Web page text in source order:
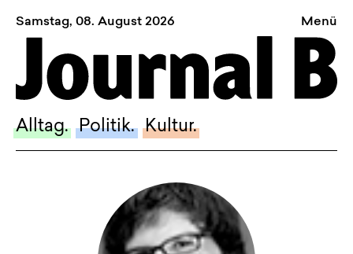
Samstag, 08. August 2026
Alltag. Politik. Kultur.
Menü
Sagt, was Bern bewegt
Alltag.
Politik.
Kultur.
Blog.
Dossier.
Suche.